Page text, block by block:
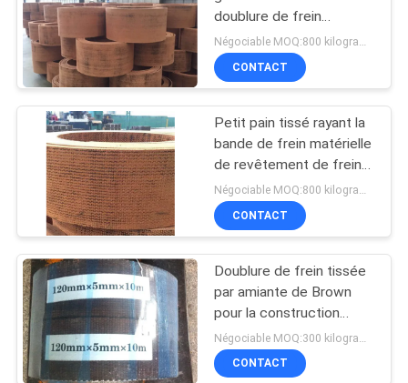
doublure de frein
d'amiante
CONTACT
Petit pain tissé rayant la
bande de frein matérielle
de revêtement de frein
de Machine Winch
Woven d'ingénieur
CONTACT
Doublure de frein tissée
par amiante de Brown
pour la construction
Marine Machinery
CONTACT